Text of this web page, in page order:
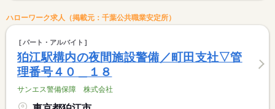
ハローワーク求人（掲載元：千葉公共職業安定所）
パート・アルバイト
狛江駅構内の夜間施設警備／町田支社▽管
理番号４０＿１８
サンエス警備保障 株式会社